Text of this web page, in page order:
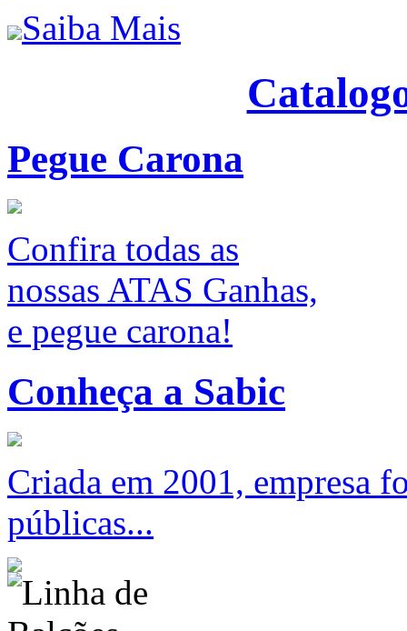
Saiba Mais
Pegue Carona
Confira todas as
nossas ATAS Ganhas,
e pegue carona!
Conheça a Sabic
Criada em 2001, empresa
públicas...